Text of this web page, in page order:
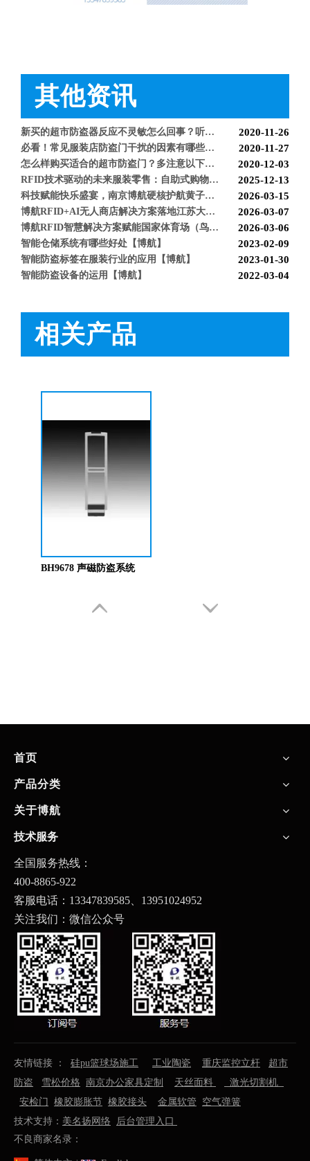
其他资讯
2020-11-26
2020-11-27
2020-12-03
2025-12-13
2026-03-15
2026-03-07
2026-03-06
智能仓储系统有哪些好处【博航】 2023-02-09
智能防盗标签在服装行业的应用【博航】 2023-01-30
智能防盗设备的运用【博航】 2022-03-04
相关产品
BH9286 服装防盗器 BH9692 声磁防盗天线
BH9288 射频防盗系统 BH9630 服装防盗器
BH9678 声磁防盗系统
首页
产品分类
关于博航
技术服务
全国服务热线：
400-8865-922
客服电话：13347839585、 13951024952
关注我们：微信公众号
友情链接 ： 硅pu篮球场施工 工业陶瓷 重庆监控立杆
超市
防盗
雪松价格 南京办公家具定制 天丝面料
激光切割机
安检门 橡胶膨胀节 橡胶接头 金属软管
空气弹簧
技术支持： 美名扬网络
后台管理入口
不良商家名录：